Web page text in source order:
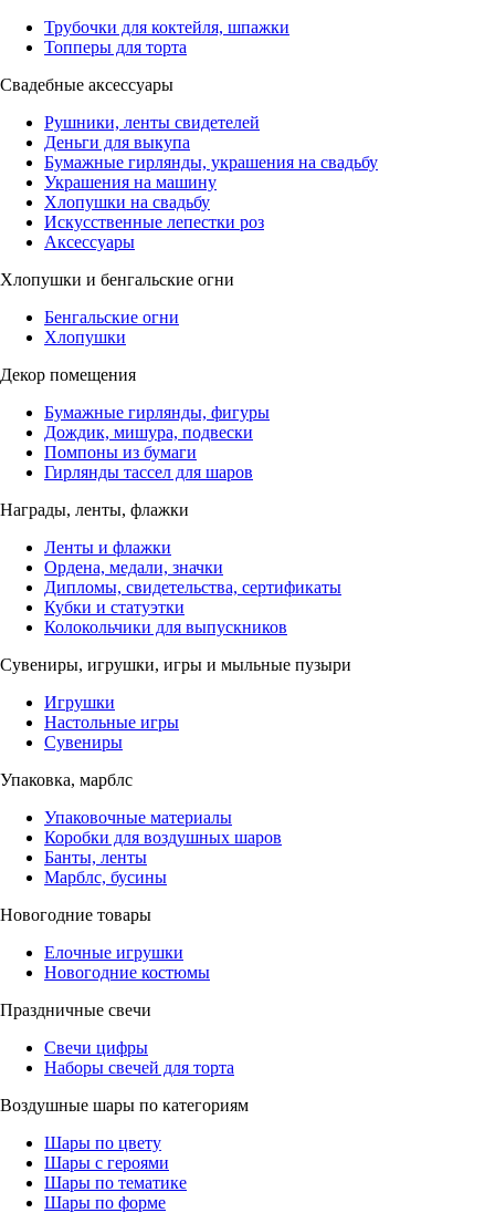
Трубочки для коктейля, шпажки
Топперы для торта
Свадебные аксессуары
Рушники, ленты свидетелей
Деньги для выкупа
Бумажные гирлянды, украшения на свадьбу
Украшения на машину
Хлопушки на свадьбу
Искусственные лепестки роз
Аксессуары
Хлопушки и бенгальские огни
Бенгальские огни
Хлопушки
Декор помещения
Бумажные гирлянды, фигуры
Дождик, мишура, подвески
Помпоны из бумаги
Гирлянды тассел для шаров
Награды, ленты, флажки
Ленты и флажки
Ордена, медали, значки
Дипломы, свидетельства, сертификаты
Кубки и статуэтки
Колокольчики для выпускников
Сувениры, игрушки, игры и мыльные пузыри
Игрушки
Настольные игры
Сувениры
Упаковка, марблс
Упаковочные материалы
Коробки для воздушных шаров
Банты, ленты
Марблс, бусины
Новогодние товары
Елочные игрушки
Новогодние костюмы
Праздничные свечи
Свечи цифры
Наборы свечей для торта
Воздушные шары по категориям
Шары по цвету
Шары с героями
Шары по тематике
Шары по форме